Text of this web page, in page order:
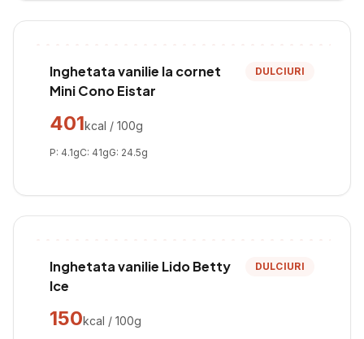
Inghetata vanilie la cornet
Mini Cono Eistar
DULCIURI
401kcal / 100g
P: 4.1gC: 41gG: 24.5g
Inghetata vanilie Lido Betty
Ice
DULCIURI
150kcal / 100g